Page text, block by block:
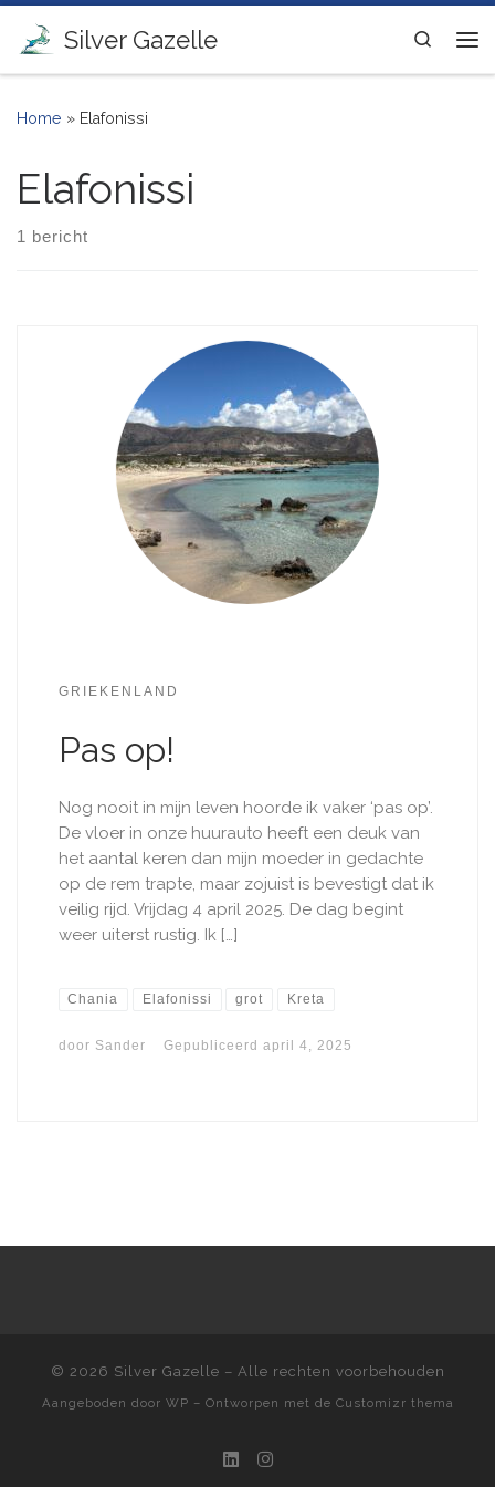
Ga naar inhoud
Silver Gazelle
Search
Home » Elafonissi
Elafonissi
1 bericht
GRIEKENLAND
Pas op!
Nog nooit in mijn leven hoorde ik vaker ‘pas op’.
De vloer in onze huurauto heeft een deuk van
het aantal keren dan mijn moeder in gedachte
op de rem trapte, maar zojuist is bevestigt dat ik
veilig rijd. Vrijdag 4 april 2025. De dag begint
weer uiterst rustig. Ik […]
Chania Elafonissi grot Kreta
door Sander Gepubliceerd april 4, 2025
© 2026 Silver Gazelle – Alle rechten voorbehouden
Aangeboden door WP – Ontworpen met de Customizr thema